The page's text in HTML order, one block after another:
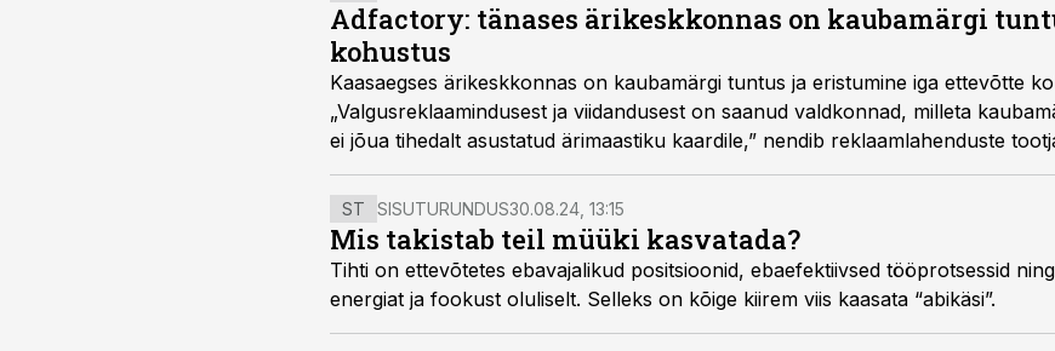
Adfactory: tänases ärikeskkonnas on kaubamärgi
kohustus
Kaasaegses ärikeskkonnas on kaubamärgi tuntus ja eristumine iga ettevõtte
„Valgusreklaamindusest ja viidandusest on saanud valdkonnad, milleta
ei jõua tihedalt asustatud ärimaastiku kaardile,” nendib reklaamlahenduste
juhatuse liige Jan Mägi.
ST SISUTURUNDUS30.08.24, 13:15
Mis takistab teil müüki kasvatada?
Tihti on ettevõtetes ebavajalikud positsioonid, ebaefektiivsed tööprotsessid
energiat ja fookust oluliselt. Selleks on kõige kiirem viis kaasata “abikäsi”.